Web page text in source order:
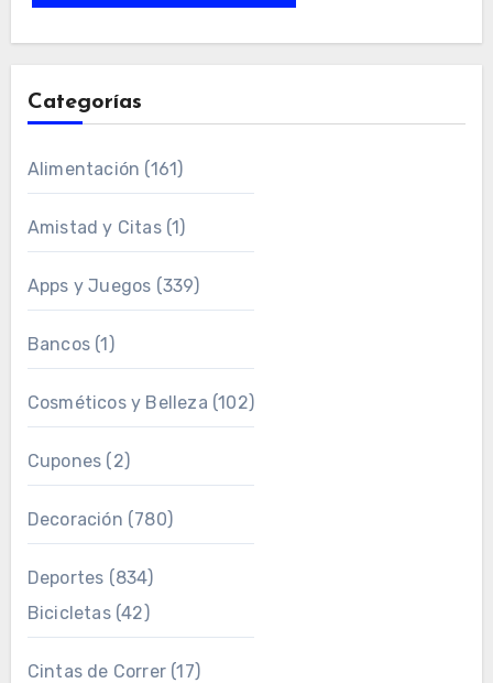
Categorías
Alimentación (161)
Amistad y Citas(1)
Apps y Juegos (339)
Bancos(1)
Cosméticos y Belleza (102)
Cupones (2)
Decoración (780)
Deportes (834)
Bicicletas(42)
Cintas de Correr(17)